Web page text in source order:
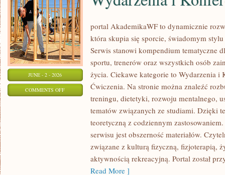
JUNE - 2 - 2026
COMMENTS OFFON
WYDARZENIA
KONFERENCJE
portal AkademikaWF to dynamicznie
która skupia się sporcie, świadomym
Serwis stanowi kompendium tematyczne
sportu, trenerów oraz wszystkich osób
życia. Ciekawe kategorie to Wydarzenia i
Ćwiczenia. Na stronie można znaleźć
treningu, dietetyki, rozwoju mentalnego,
tematów związanych ze studiami. Dzięki
teoretyczną z codziennym
serwisu jest obszerność materiałów.
związane z kulturą fizyczną, fizjoterapią,
aktywnością rekreacyjną. Portal został
Read More ]